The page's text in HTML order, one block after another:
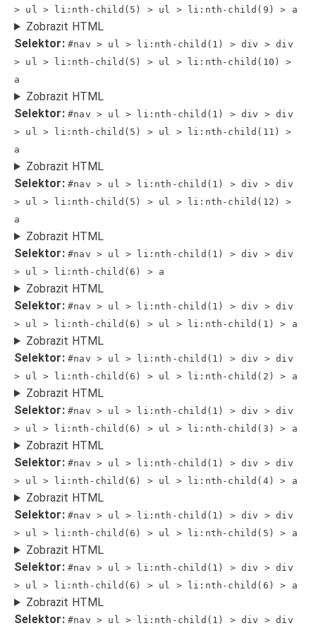
> ul > li:nth-child(5) > ul > li:nth-child(9) > a
Zobrazit HTML
Selektor: #nav > ul > li:nth-child(1) > div > div
> ul > li:nth-child(5) > ul > li:nth-child(10) >
a
Zobrazit HTML
Selektor: #nav > ul > li:nth-child(1) > div > div
> ul > li:nth-child(5) > ul > li:nth-child(11) >
a
Zobrazit HTML
Selektor: #nav > ul > li:nth-child(1) > div > div
> ul > li:nth-child(5) > ul > li:nth-child(12) >
a
Zobrazit HTML
Selektor: #nav > ul > li:nth-child(1) > div > div
> ul > li:nth-child(6) > a
Zobrazit HTML
Selektor: #nav > ul > li:nth-child(1) > div > div
> ul > li:nth-child(6) > ul > li:nth-child(1) > a
Zobrazit HTML
Selektor: #nav > ul > li:nth-child(1) > div > div
> ul > li:nth-child(6) > ul > li:nth-child(2) > a
Zobrazit HTML
Selektor: #nav > ul > li:nth-child(1) > div > div
> ul > li:nth-child(6) > ul > li:nth-child(3) > a
Zobrazit HTML
Selektor: #nav > ul > li:nth-child(1) > div > div
> ul > li:nth-child(6) > ul > li:nth-child(4) > a
Zobrazit HTML
Selektor: #nav > ul > li:nth-child(1) > div > div
> ul > li:nth-child(6) > ul > li:nth-child(5) > a
Zobrazit HTML
Selektor: #nav > ul > li:nth-child(1) > div > div
> ul > li:nth-child(6) > ul > li:nth-child(6) > a
Zobrazit HTML
Selektor: #nav > ul > li:nth-child(1) > div > div